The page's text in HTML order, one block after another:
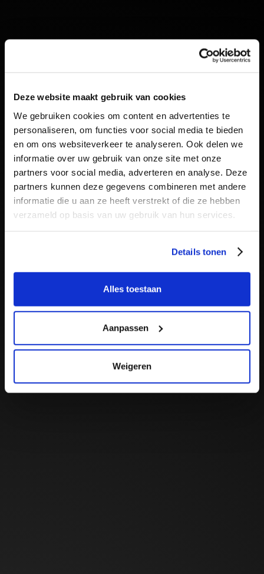
Deze website maakt gebruik van cookies
We gebruiken cookies om content en advertenties te
personaliseren, om functies voor social media te bieden
en om ons websiteverkeer te analyseren. Ook delen we
informatie over uw gebruik van onze site met onze
partners voor social media, adverteren en analyse. Deze
partners kunnen deze gegevens combineren met andere
informatie die u aan ze heeft verstrekt of die ze hebben
verzameld op basis van uw gebruik van hun services.
Details tonen
Alles toestaan
Aanpassen
Weigeren
Facebook adverteren: 'feed the algorithm,
Meta-algoritme dom. Geef het minder advertentiesets
en meer creatives, en het vindt je klanten zelf.